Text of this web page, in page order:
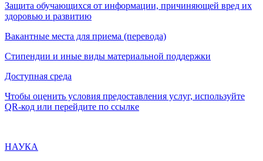
Защита обучающихся от информации, причиняющей вред их
здоровью и развитию
Вакантные места для приема (перевода)
Стипендии и иные виды материальной поддержки
Доступная среда
Чтобы оценить условия предоставления услуг, используйте
QR-код или перейдите по ссылке
НАУКА